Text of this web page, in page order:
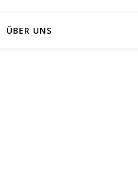
ÜBER UNS